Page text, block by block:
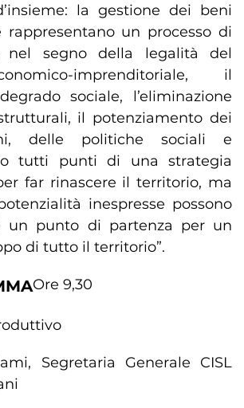
la gestione dei beni
rappresentano un processo di
nel segno della legalità del
imprenditoriale, il
sociale, l’eliminazione
il potenziamento dei
delle politiche sociali e
tutti punti di una strategia
far rinascere il territorio, ma
inespresse possono
un punto di partenza per un
di tutto il territorio”.
Ore 9,30
Segretaria Generale CISL